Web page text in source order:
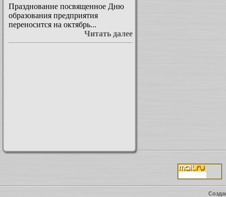
Празднование посвященное Дню
образования предприятия
переносится на октябрь...
Читать далее